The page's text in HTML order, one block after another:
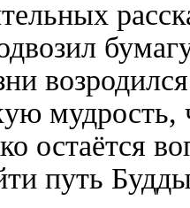
остаётся
путь